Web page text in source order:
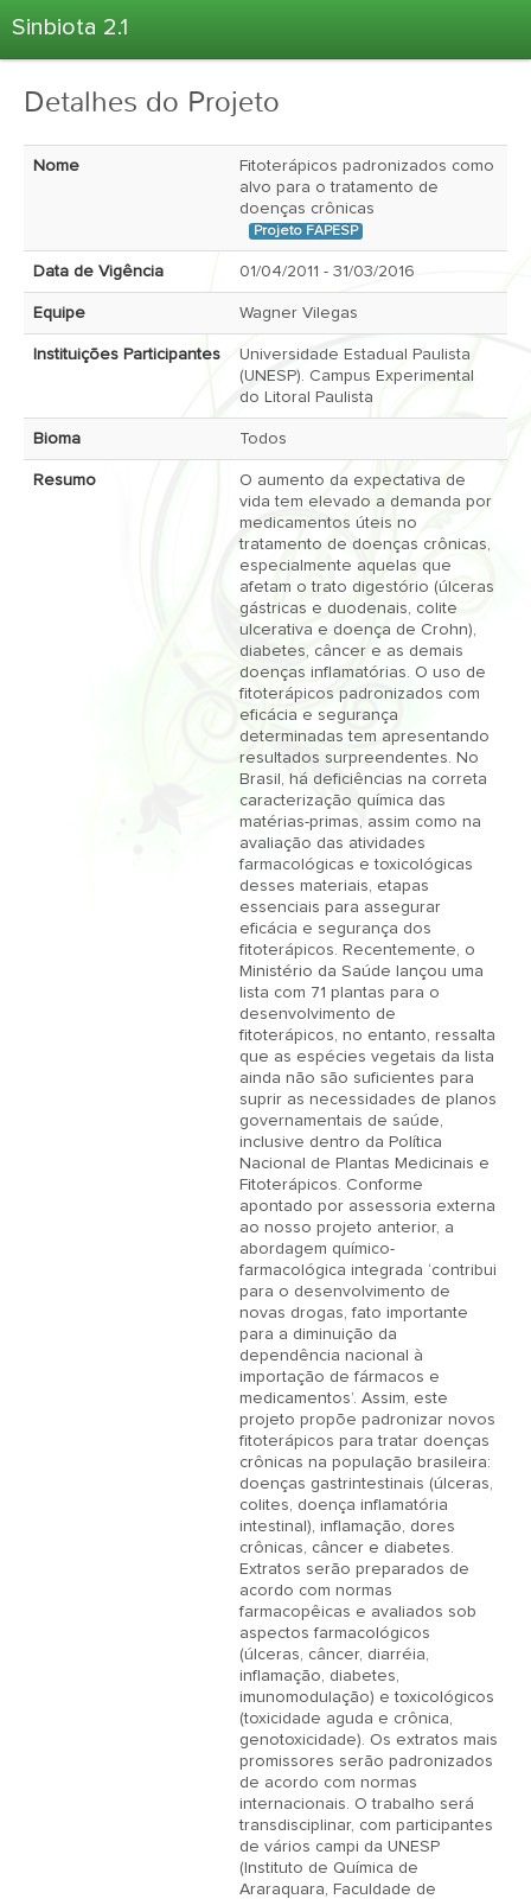
Sinbiota 2.1
Informações Ambientais
Coletas
Árvore Taxonômica
Estatísticas
Login
Detalhes do Projeto
Nome
Fitoterápicos padronizados como
alvo para o tratamento de
doenças crônicas
Projeto FAPESP
Data de Vigência 01/04/2011 - 31/03/2016
Equipe Wagner Vilegas
Instituições Participantes
Universidade Estadual Paulista
(UNESP). Campus Experimental
do Litoral Paulista
Bioma Todos
Resumo
O aumento da expectativa de
vida tem elevado a demanda por
medicamentos úteis no
tratamento de doenças crônicas,
especialmente aquelas que
afetam o trato digestório (úlceras
gástricas e duodenais, colite
ulcerativa e doença de Crohn),
diabetes, câncer e as demais
doenças inflamatórias. O uso de
fitoterápicos padronizados com
eficácia e segurança
determinadas tem apresentando
resultados surpreendentes. No
Brasil, há deficiências na correta
caracterização química das
matérias-primas, assim como na
avaliação das atividades
farmacológicas e toxicológicas
desses materiais, etapas
essenciais para assegurar
eficácia e segurança dos
fitoterápicos. Recentemente, o
Ministério da Saúde lançou uma
lista com 71 plantas para o
desenvolvimento de
fitoterápicos, no entanto, ressalta
que as espécies vegetais da lista
ainda não são suficientes para
suprir as necessidades de planos
governamentais de saúde,
inclusive dentro da Política
Nacional de Plantas Medicinais e
Fitoterápicos. Conforme
apontado por assessoria externa
ao nosso projeto anterior, a
abordagem químico-
farmacológica integrada ‘contribui
para o desenvolvimento de
novas drogas, fato importante
para a diminuição da
dependência nacional à
importação de fármacos e
medicamentos’. Assim, este
projeto propõe padronizar novos
fitoterápicos para tratar doenças
crônicas na população brasileira:
doenças gastrintestinais (úlceras,
colites, doença inflamatória
intestinal), inflamação, dores
crônicas, câncer e diabetes.
Extratos serão preparados de
acordo com normas
farmacopêicas e avaliados sob
aspectos farmacológicos
(úlceras, câncer, diarréia,
inflamação, diabetes,
imunomodulação) e toxicológicos
(toxicidade aguda e crônica,
genotoxicidade). Os extratos mais
promissores serão padronizados
de acordo com normas
internacionais. O trabalho será
transdisciplinar, com participantes
de vários campi da UNESP
(Instituto de Química de
Araraquara, Faculdade de